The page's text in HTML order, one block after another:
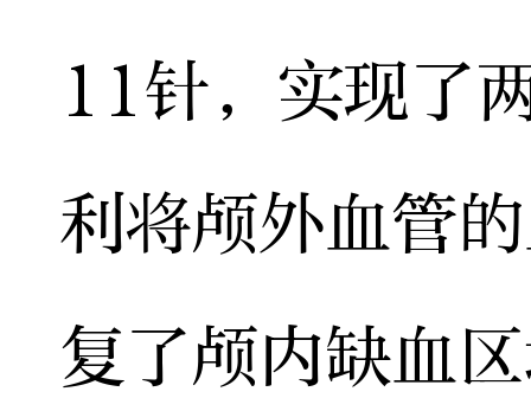
11针，实现了
利将颅外血管
复了颅内缺血